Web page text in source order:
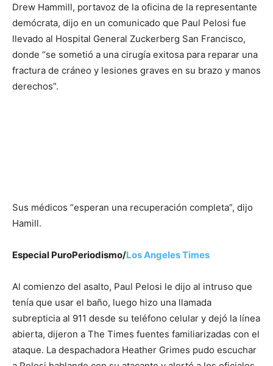
Drew Hammill, portavoz de la oficina de la representante
demócrata, dijo en un comunicado que Paul Pelosi fue
llevado al Hospital General Zuckerberg San Francisco,
donde “se sometió a una cirugía exitosa para reparar una
fractura de cráneo y lesiones graves en su brazo y manos
derechos”.
Sus médicos “esperan una recuperación completa”, dijo
Hamill.
Especial PuroPeriodismo/Los Angeles Times
Al comienzo del asalto, Paul Pelosi le dijo al intruso que
tenía que usar el baño, luego hizo una llamada
subrepticia al 911 desde su teléfono celular y dejó la línea
abierta, dijeron a The Times fuentes familiarizadas con el
ataque. La despachadora Heather Grimes pudo escuchar